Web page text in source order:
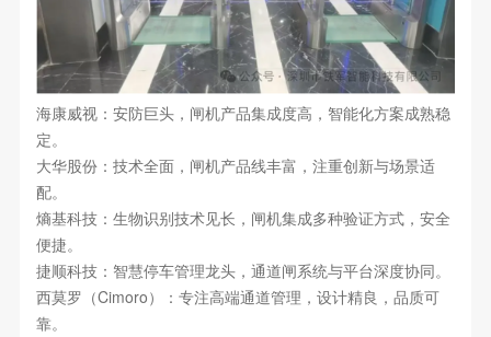
海康威视：安防巨头，闸机产品集成度高，智能化方案成熟稳
定。
大华股份：技术全面，闸机产品线丰富，注重创新与场景适
配。
熵基科技：生物识别技术见长，闸机集成多种验证方式，安全
便捷。
捷顺科技：智慧停车管理龙头，通道闸系统与平台深度协同。
西莫罗（Cimoro）：专注高端通道管理，设计精良，品质可
靠。